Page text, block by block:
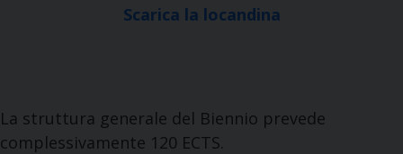
Scarica la locandina
La struttura generale del Biennio prevede
complessivamente 120 ECTS.